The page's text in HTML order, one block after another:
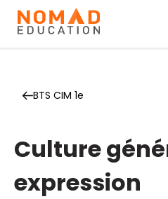
BTS CIM 1e
Culture
expression